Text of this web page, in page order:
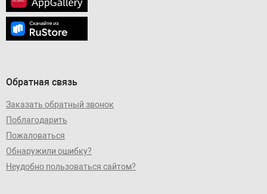
Обратная связь
Заказать обратный звонок
Поблагодарить
Пожаловаться
Обнаружили ошибку?
Неудобно пользоваться сайтом?